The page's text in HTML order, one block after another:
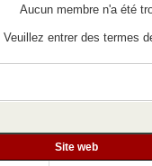
Aucun membre n'a été
Veuillez entrer des termes
Site web